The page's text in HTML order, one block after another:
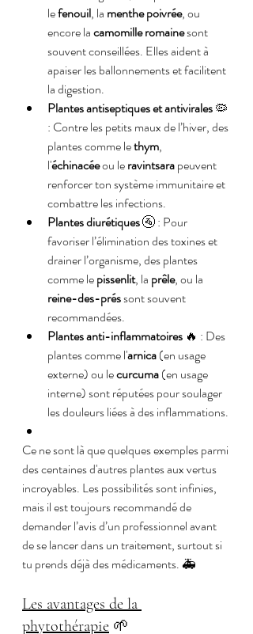
le fenouil, la menthe poivrée, ou
encore la camomille romaine sont
souvent conseillées. Elles aident à
apaiser les ballonnements et facilitent
la digestion.
Plantes antiseptiques et antivirales 🦠
: Contre les petits maux de l’hiver, des
plantes comme le thym,
l'échinacée ou le ravintsara peuvent
renforcer ton système immunitaire et
combattre les infections.
Plantes diurétiques 🚰 : Pour
favoriser l’élimination des toxines et
drainer l’organisme, des plantes
comme le pissenlit, la prêle, ou la
reine-des-prés sont souvent
recommandées.
Plantes anti-inflammatoires 🔥 : Des
plantes comme l'arnica (en usage
externe) ou le curcuma (en usage
interne) sont réputées pour soulager
les douleurs liées à des inflammations.
Ce ne sont là que quelques exemples parmi
des centaines d'autres plantes aux vertus
incroyables. Les possibilités sont infinies,
mais il est toujours recommandé de
demander l’avis d’un professionnel avant
de se lancer dans un traitement, surtout si
tu prends déjà des médicaments. 🚑
Les avantages de la
phytothérapie 🌱